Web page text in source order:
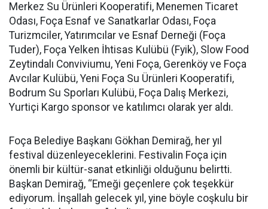
Merkez Su Ürünleri Kooperatifi, Menemen Ticaret
Odası, Foça Esnaf ve Sanatkarlar Odası, Foça
Turizmciler, Yatırımcılar ve Esnaf Derneği (Foça
Tuder), Foça Yelken İhtisas Kulübü (Fyik), Slow Food
Zeytindalı Conviviumu, Yeni Foça, Gerenköy ve Foça
Avcılar Kulübü, Yeni Foça Su Ürünleri Kooperatifi,
Bodrum Su Sporları Kulübü, Foça Dalış Merkezi,
Yurtiçi Kargo sponsor ve katılımcı olarak yer aldı.
Foça Belediye Başkanı Gökhan Demirağ, her yıl
festival düzenleyeceklerini. Festivalin Foça için
önemli bir kültür-sanat etkinliği olduğunu belirtti.
Başkan Demirağ, ‘‘Emeği geçenlere çok teşekkür
ediyorum. İnşallah gelecek yıl, yine böyle coşkulu bir